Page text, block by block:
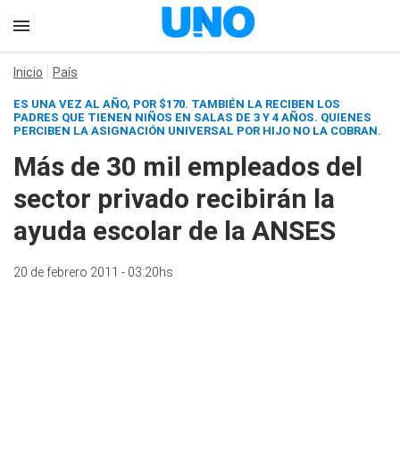
Inicio País
ES UNA VEZ AL AÑO, POR $170. TAMBIÉN LA RECIBEN LOS
PADRES QUE TIENEN NIÑOS EN SALAS DE 3 Y 4 AÑOS. QUIENES
PERCIBEN LA ASIGNACIÓN UNIVERSAL POR HIJO NO LA COBRAN.
Más de 30 mil empleados del
sector privado recibirán la
ayuda escolar de la ANSES
20 de febrero 2011 - 03:20hs